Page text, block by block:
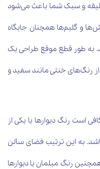
و سبک شما باعث می‌شود
و گلیم‌ها همچنان جایگاه
به طور قطع موقع طراحی یک
رنگ‌های خنثی مانند سفید و
است رنگ دیوارها یا یکی از
به این ترتیب فضای سالن
رنگ مبلمان یا دیوارها